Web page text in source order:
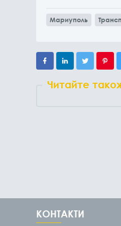
Мариуполь
Читайте
КОНТАКТИ